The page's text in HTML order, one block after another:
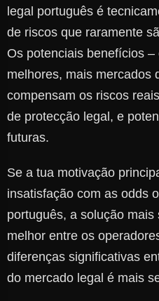
legal português é
de riscos que raramente
Os potenciais benefícios
melhores, mais mercados
compensam os riscos
de protecção legal, e
futuras.
Se a tua motivação
insatisfação com as odds
português, a solução
melhor entre os
diferenças significativas
do mercado legal é mais